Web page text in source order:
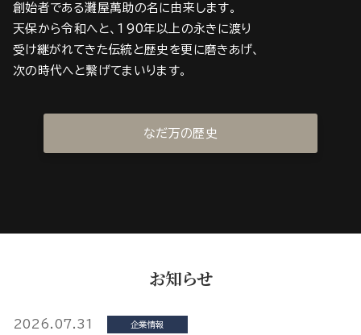
創始者である灘屋萬助の名に由来します。
天保から令和へと、190年以上の永きに渡り
受け継がれてきた伝統と歴史を更に磨きあげ、
次の時代へと繋げてまいります。
なだ万の歴史
お知らせ
2026.07.31 企業情報